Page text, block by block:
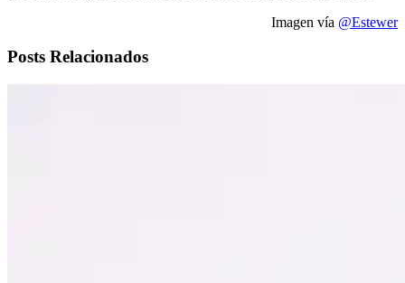
Imagen vía @Estewer
Posts Relacionados